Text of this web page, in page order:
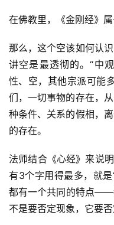
在佛教里，《金刚经》属
那么，这个空该如何认
讲空是最透彻的。“中
性、空，其他宗派可能
们，一切事物的存在，
种条件、关系的假相，
的存在。
法师结合《心经》来说
有3个字用得最多，就是
都有一个共同的特点——
不是要否定现象，它要